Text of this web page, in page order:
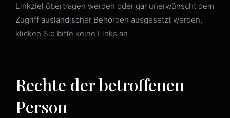
Linkziel übertragen werden oder gar unerwünscht dem
Zugriff ausländischer Behörden ausgesetzt werden,
klicken Sie bitte keine Links an.
Rechte der betroffenen
Person